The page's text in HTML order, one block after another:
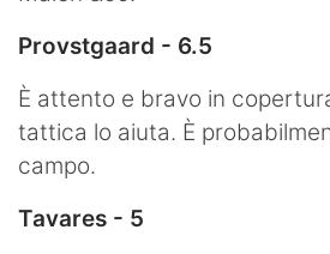
Provstgaard - 6.5
È attento e bravo in
tattica lo aiuta. È
campo.
Tavares - 5